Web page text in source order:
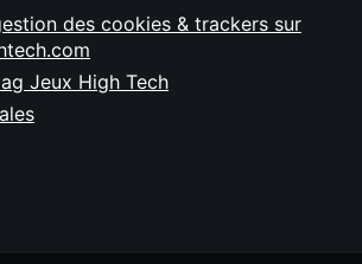
des cookies & trackers sur
Jeux High Tech